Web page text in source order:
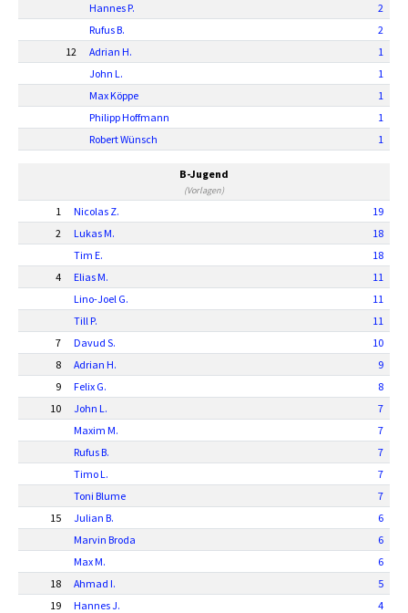
Hannes P.
2
Rufus B.
2
12
Adrian H.
1
John L.
1
Max Köppe
1
Philipp Hoffmann
1
Robert Wünsch
1
B-Jugend
(Vorlagen)
1 Nicolas Z.
19
2
Lukas M.
18
Tim E.
18
4
Elias M.
11
Lino-Joel G.
11
Till P.
11
7
Davud S.
10
8
Adrian H.
9
9
Felix G.
8
10
John L.
7
Maxim M.
7
Rufus B.
7
Timo L.
7
Toni Blume
7
15
Julian B.
6
Marvin Broda
6
Max M.
6
18
Ahmad I.
5
19
Hannes J.
4